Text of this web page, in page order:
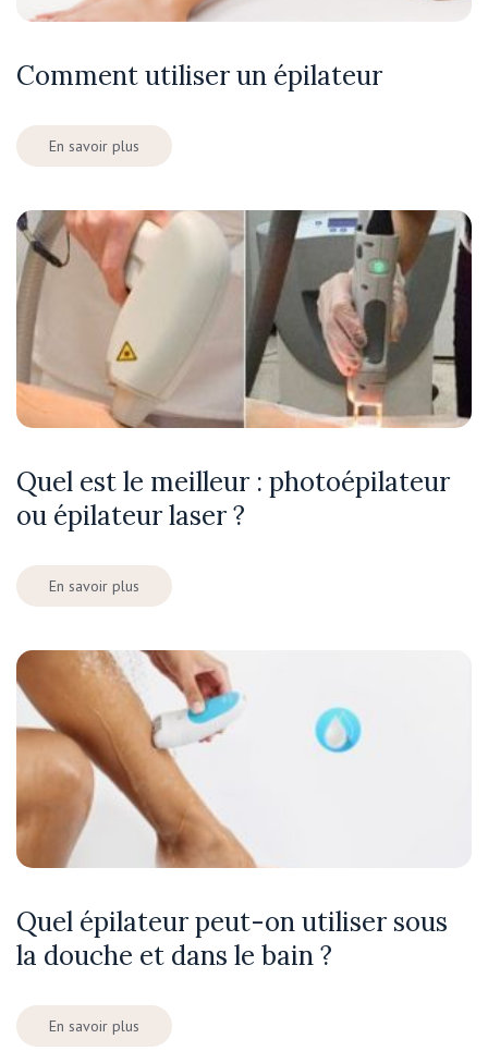
Comment utiliser un épilateur
En savoir plus
Quel est le meilleur : photoépilateur
ou épilateur laser ?
En savoir plus
Quel épilateur peut-on utiliser sous
la douche et dans le bain ?
En savoir plus